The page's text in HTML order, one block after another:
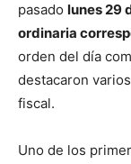
pasado lunes 29
ordinaria
orden del día
destacaron
fiscal.
Uno de los